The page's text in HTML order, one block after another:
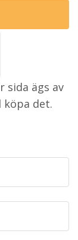
sida ägs av
köpa det.